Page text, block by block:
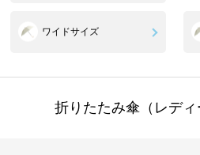
ワイドサイズ
折りたたみ傘（レデ